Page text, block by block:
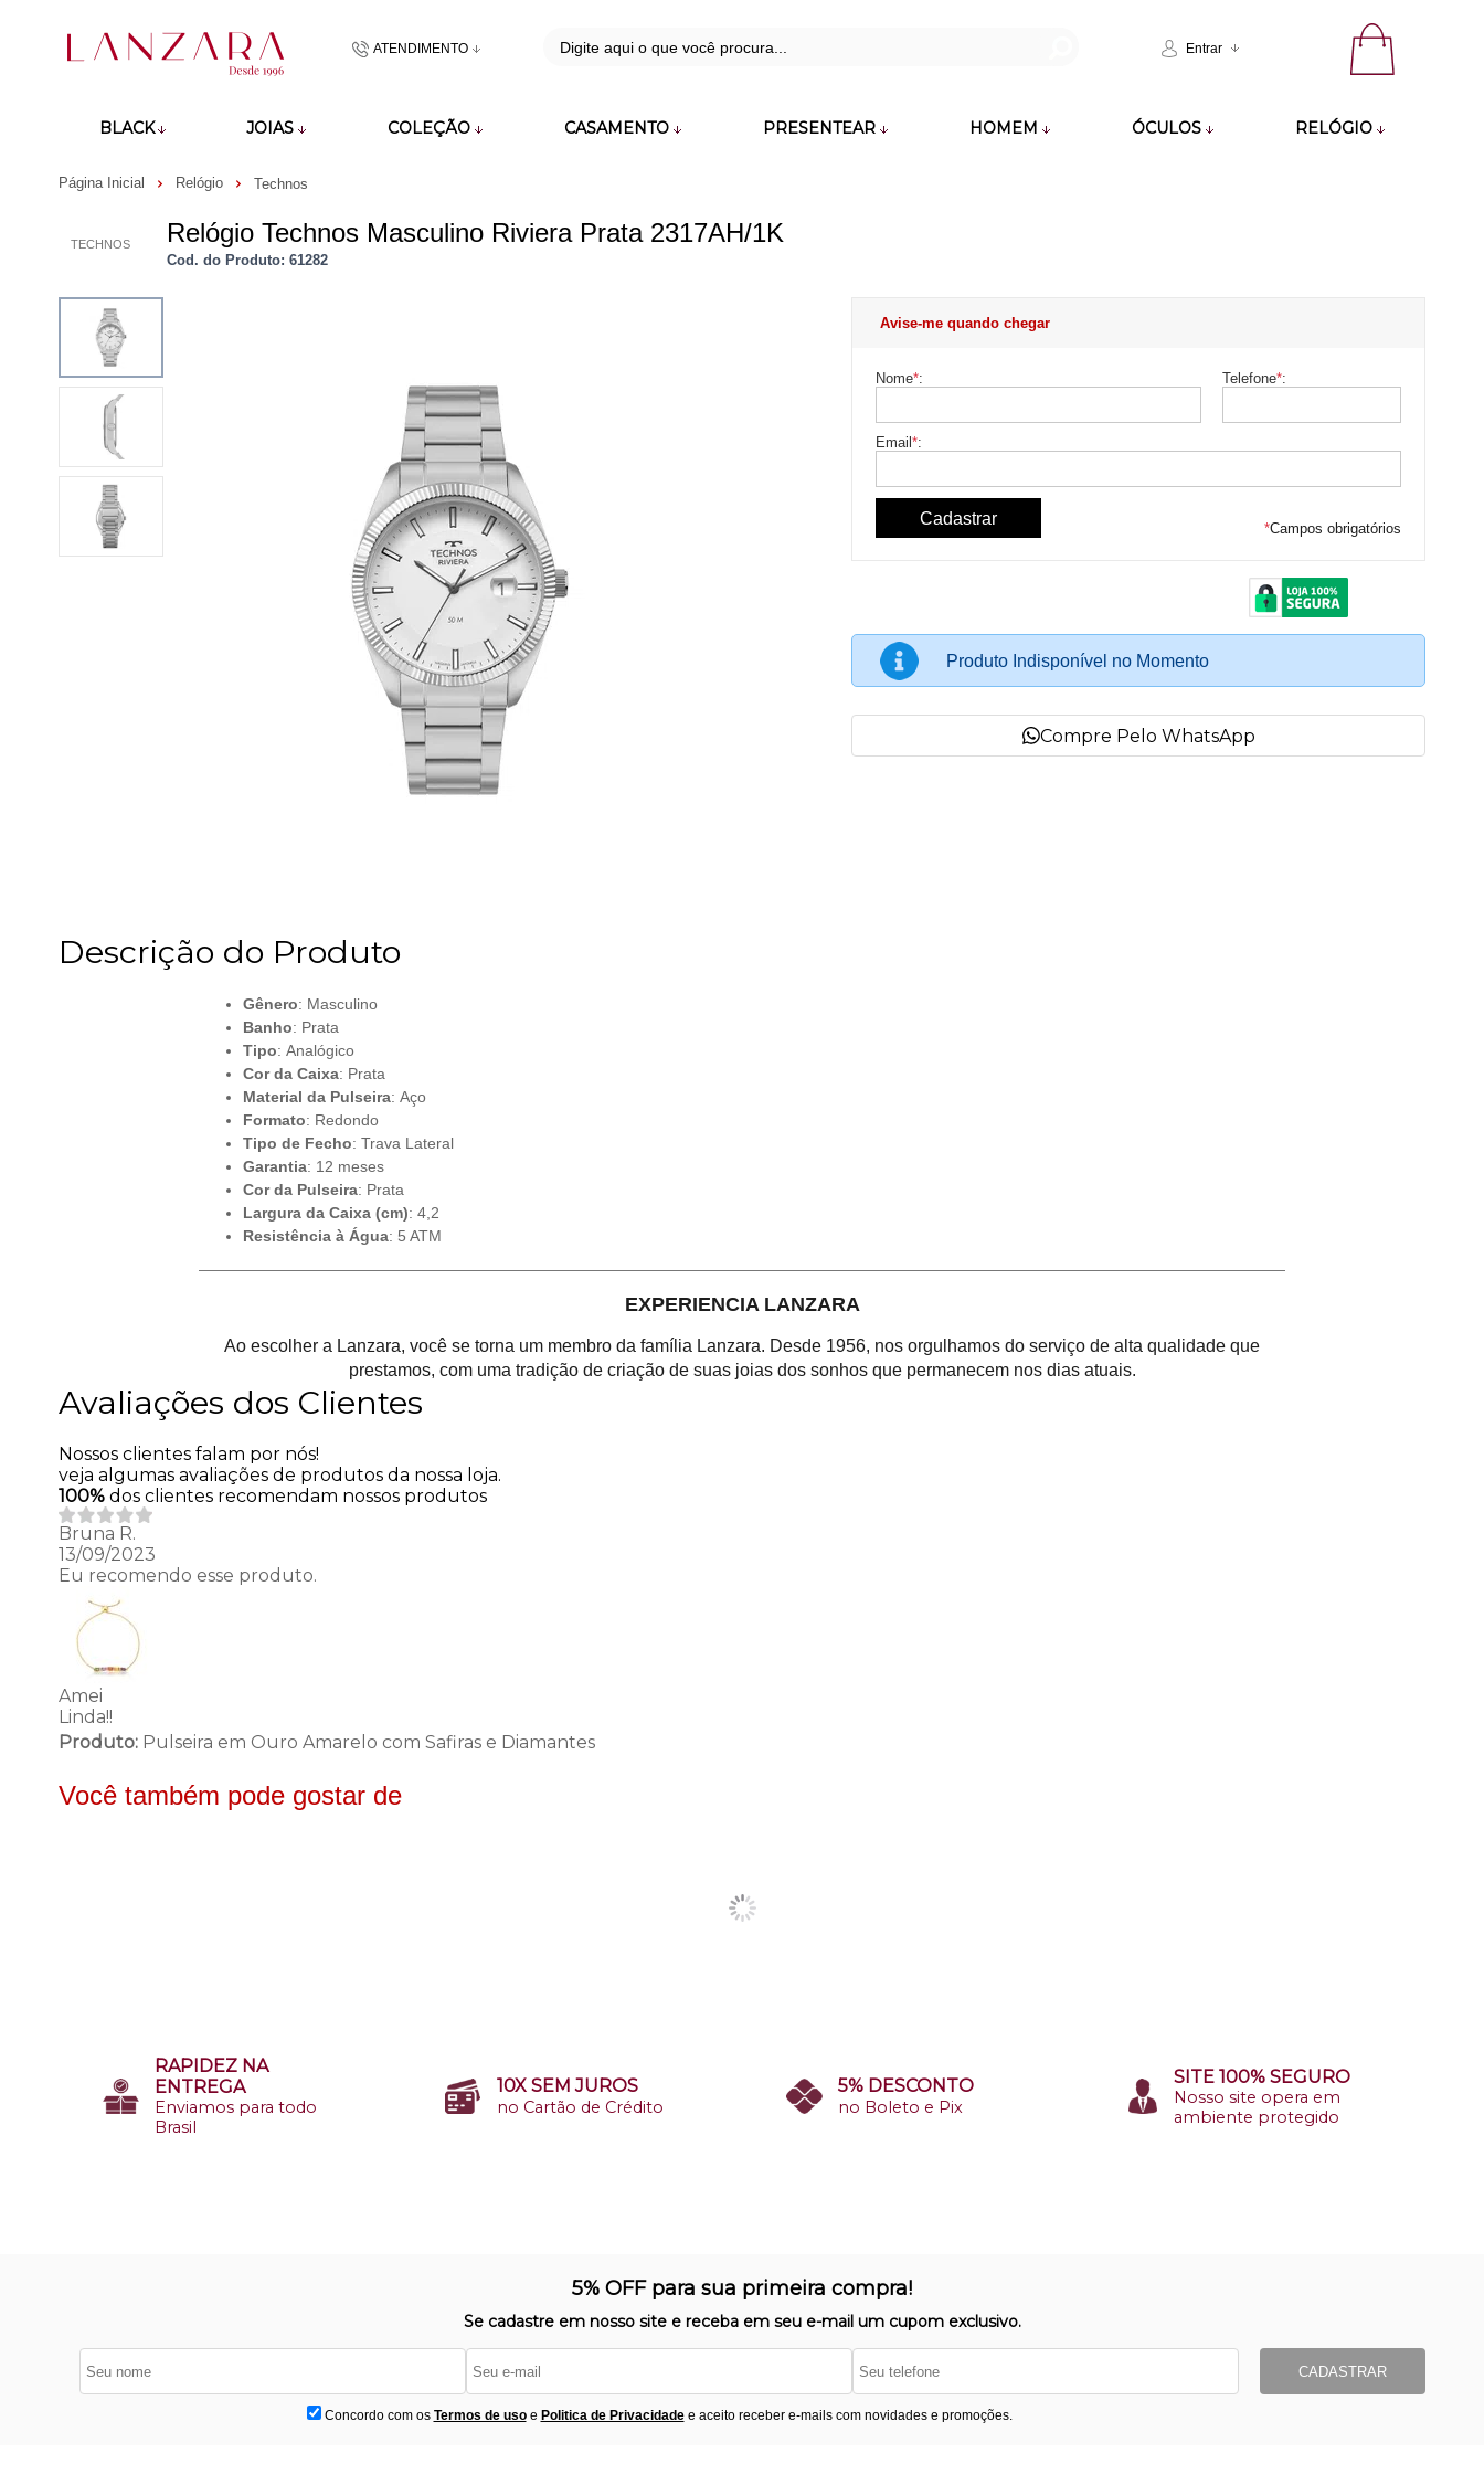
ATENDIMENTO
(48)991860142
Entrar
BLACK JOIAS COLEÇÃO CASAMENTO PRESENTEAR HOMEM ÓCULOS RELÓGIO
Página Inicial Relógio Technos
TECHNOS Relógio Technos Masculino Riviera Prata 2317AH/1K
Cod. do Produto: 61282
Avise-me quando chegar
Nome*: Telefone*:
Email *:
*Campos obrigatórios
Produto Indisponível no Momento
Compre Pelo WhatsApp
Descrição do Produto
Gênero: Masculino
Banho: Prata
Tipo: Analógico
Cor da Caixa: Prata
Material da Pulseira: Aço
Formato: Redondo
Tipo de Fecho: Trava Lateral
Garantia: 12 meses
Cor da Pulseira: Prata
Largura da Caixa (cm): 4,2
Resistência à Água: 5 ATM
EXPERIENCIA LANZARA
Ao escolher a Lanzara, você se torna um membro da família Lanzara. Desde 1956, nos orgulhamos do serviço de alta qualidade que
prestamos, com uma tradição de criação de suas joias dos sonhos que permanecem nos dias atuais.
Avaliações dos Clientes
Nossos clientes falam por nós!
veja algumas avaliações de produtos da nossa loja.
100% dos clientes recomendam nossos produtos
Bruna R.
13/09/2023
Eu recomendo esse produto.
Amei
Linda!!
Produto: Pulseira em Ouro Amarelo com Safiras e Diamantes
Você também pode gostar de
RAPIDEZ NA
ENTREGA
Enviamos para todo
Brasil
10X SEM JUROS
no Cartão de Crédito
5% DESCONTO
no Boleto e Pix
SITE 100% SEGURO
Nosso site opera em
ambiente protegido
5% OFF para sua primeira compra!
Se cadastre em nosso site e receba em seu e-mail um cupom exclusivo.
Concordo com os Termos de usoe Politica de Privacidadee aceito receber e-mails com novidades e promoções.
CADASTRAR